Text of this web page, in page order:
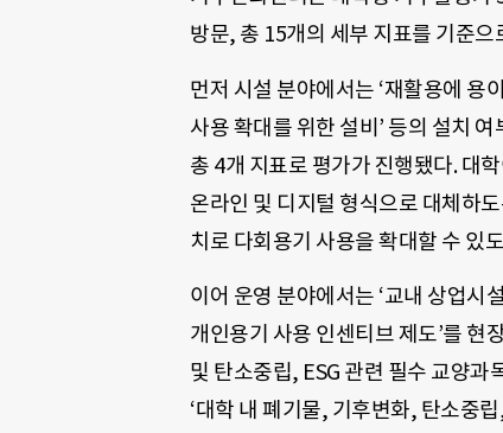
방문, 총 15개의 세부 지표를 기준
먼저 시설 분야에서는 ‘재활용에 용
사용 확대를 위한 설비’ 등의 설치
총 4개 지표로 평가가 진행됐다. 대
온라인 및 디지털 형식으로 대체하
치로 다회용기 사용을 확대할 수 있
이어 운영 분야에서는 ‘교내 상업시
개인용기 사용 인센티브 제도’를 현
및 탄소중립, ESG 관련 필수 교양과
‘대학 내 폐기물, 기후변화, 탄소중